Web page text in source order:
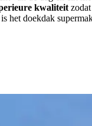
kwaliteit
het doekdak